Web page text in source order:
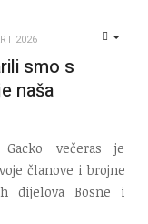
2026
smo s
naša
večeras je
članove i brojne
dijelova Bosne i